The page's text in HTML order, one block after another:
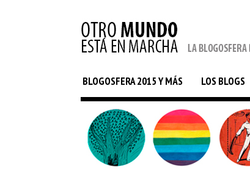
BLOGOSFERA 2015 Y MÁS LOS BLOGS